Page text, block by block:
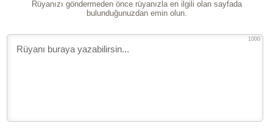
Rüyanızı göndermeden önce rüyanızla en ilgili olan sayfada
bulunduğunuzdan emin olun.
1000